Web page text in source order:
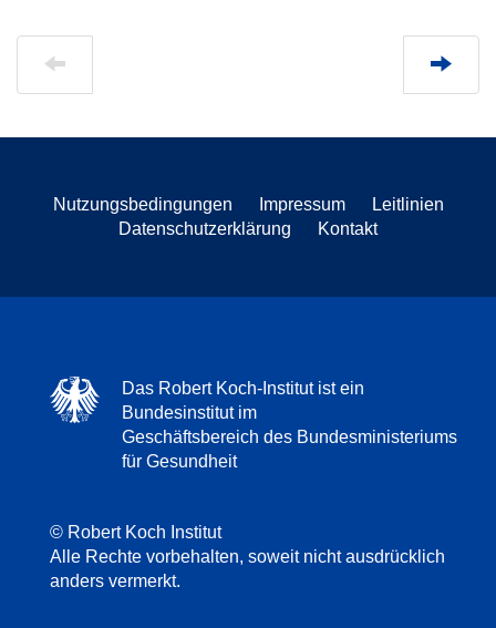
Nutzungsbedingungen Impressum
Leitlinien
Datenschutzerklärung
Kontakt
Das Robert Koch-Institut ist ein
Bundesinstitut im
Geschäftsbereich des Bundesministeriums
für Gesundheit
© Robert Koch Institut
Alle Rechte vorbehalten, soweit nicht ausdrücklich
anders vermerkt.